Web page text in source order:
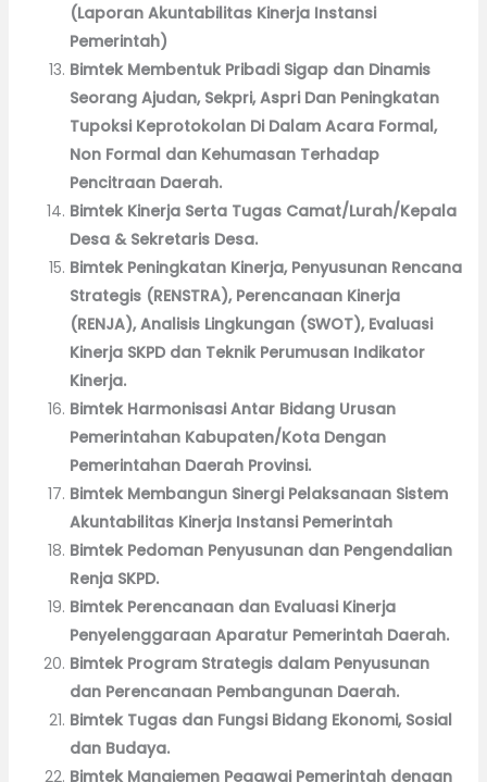
(Laporan Akuntabilitas Kinerja Instansi
Pemerintah)
Bimtek Membentuk Pribadi Sigap dan Dinamis
Seorang Ajudan, Sekpri, Aspri Dan Peningkatan
Tupoksi Keprotokolan Di Dalam Acara Formal,
Non Formal dan Kehumasan Terhadap
Pencitraan Daerah.
Bimtek Kinerja Serta Tugas Camat/Lurah/Kepala
Desa & Sekretaris Desa.
Bimtek Peningkatan Kinerja, Penyusunan Rencana
Strategis (RENSTRA), Perencanaan Kinerja
(RENJA), Analisis Lingkungan (SWOT), Evaluasi
Kinerja SKPD dan Teknik Perumusan Indikator
Kinerja.
Bimtek Harmonisasi Antar Bidang Urusan
Pemerintahan Kabupaten/Kota Dengan
Pemerintahan Daerah Provinsi.
Bimtek Membangun Sinergi Pelaksanaan Sistem
Akuntabilitas Kinerja Instansi Pemerintah
Bimtek Pedoman Penyusunan dan Pengendalian
Renja SKPD.
Bimtek Perencanaan dan Evaluasi Kinerja
Penyelenggaraan Aparatur Pemerintah Daerah.
Bimtek Program Strategis dalam Penyusunan
dan Perencanaan Pembangunan Daerah.
Bimtek Tugas dan Fungsi Bidang Ekonomi, Sosial
dan Budaya.
Bimtek Manajemen Pegawai Pemerintah dengan